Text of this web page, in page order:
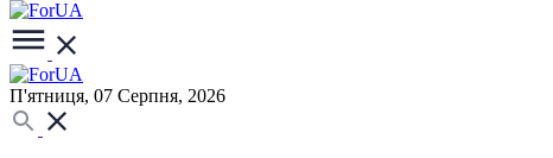
П'ятниця, 07 Серпня, 2026